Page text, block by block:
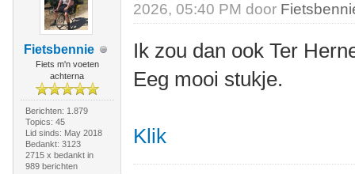
Fietsbennie
Fiets m'n voeten
achterna
Berichten: 1.879
Topics: 45
Lid sinds: May 2018
Bedankt: 3123
2715 x bedankt in
989 berichten
2026, 05:40 PM door
Ik zou dan ook Ter
Eeg mooi stukje.
Klik